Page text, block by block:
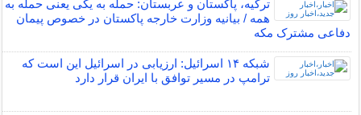
ترکیه، پاکستان و عربستان: حمله به یکی یعنی حمله به
همه / بیانیه وزارت خارجه پاکستان در خصوص پیمان
دفاعی مشترک مکه
شبکه ۱۴ اسرائیل: ارزیابی در اسرائیل این است که
ترامپ در مسیر توافق با ایران قرار دارد